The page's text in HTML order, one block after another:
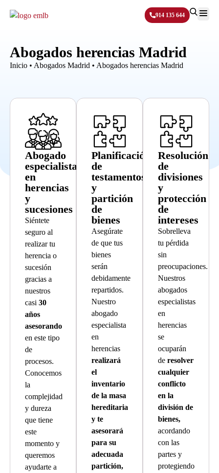
914 135 644
Abogados herencias Madrid
Inicio • Abogados Madrid • Abogados herencias Madrid
Abogado
especialista
en
herencias
y
sucesiones
Siéntete
seguro al
realizar tu
herencia o
sucesión
gracias a
nuestros
casi 30
años
asesorando
en este tipo
de
procesos.
Conocemos
la
complejidad
y dureza
que tiene
este
momento y
queremos
ayudarte a
Planificación
de
testamentos
y
partición
de
bienes
Asegúrate
de que tus
bienes
serán
debidamente
repartidos.
Nuestro
abogado
especialista
en
herencias
realizará
el
inventario
de la masa
hereditaria
y te
asesorará
para su
adecuada
partición,
Resolución
de
divisiones
y
protección
de
intereses
Sobrelleva
tu pérdida
sin
preocupaciones.
Nuestros
abogados
especialistas
en
herencias
se
ocuparán
de resolver
cualquier
conflicto
en la
división de
bienes,
acordando
con las
partes y
protegiendo